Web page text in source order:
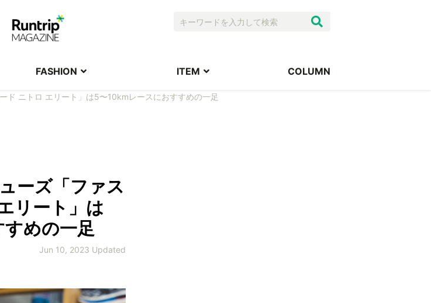
FASHION ITEM COLUMN
ド ニトロ エリート」は5〜10kmレースにおすすめの一足
ーズ「ファス
リート」は
めの一足
Jun 10, 2023 Updated